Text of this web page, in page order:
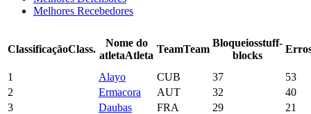
Melhores Recebedores
ClassificaçãoClass.
Nome do
atletaAtleta
TeamTeam
Bloqueiosstuff-
blocks
1 Alayo CUB 37
53
2
Ermacora AUT 32
40
3
Daubas FRA 29
21